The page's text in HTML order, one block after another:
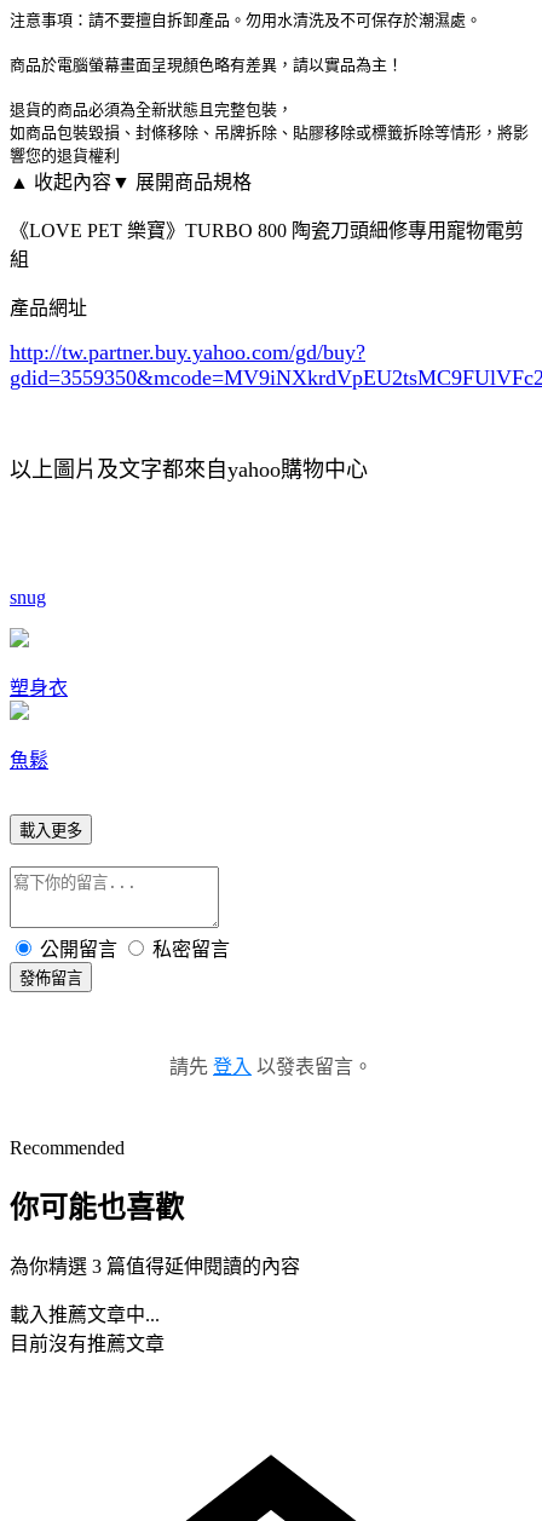
注意事項：請不要擅自拆卸產品。勿用水清洗及不可保存於潮濕處。
商品於電腦螢幕畫面呈現顏色略有差異，請以實品為主！
退貨的商品必須為全新狀態且完整包裝，
如商品包裝毀損、封條移除、吊牌拆除、貼膠移除或標籤拆除等情形，將影
響您的退貨權利
▲ 收起內容▼ 展開商品規格
《LOVE PET 樂寶》TURBO 800 陶瓷刀頭細修專用寵物電剪
組
產品網址
http://tw.partner.buy.yahoo.com/gd/buy?
gdid=3559350
以上圖片及文字都來自yahoo購物中心
snug
塑身衣
魚鬆
載入更多
公開留言 私密留言
發佈留言
請先 登入 以發表留言。
Recommended
你可能也喜歡
為你精選 3 篇值得延伸閱讀的內容
載入推薦文章中...
目前沒有推薦文章